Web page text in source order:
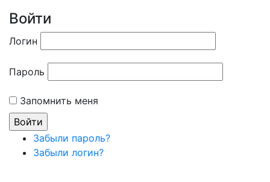
Войти
Логин
Пароль
Запомнить меня
Забыли пароль?
Забыли логин?